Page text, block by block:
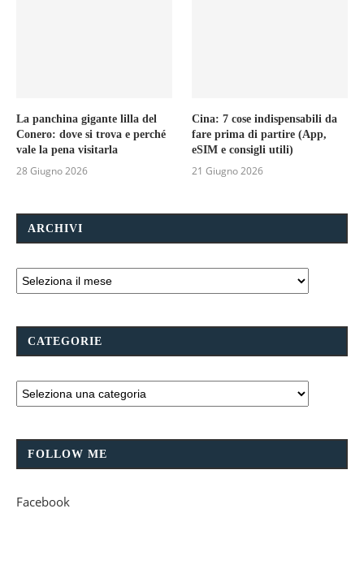
La panchina gigante lilla del
Conero: dove si trova e perché
vale la pena visitarla
28 Giugno 2026
Cina: 7 cose indispensabili da
fare prima di partire (App,
eSIM e consigli utili)
21 Giugno 2026
ARCHIVI
CATEGORIE
FOLLOW ME
Facebook